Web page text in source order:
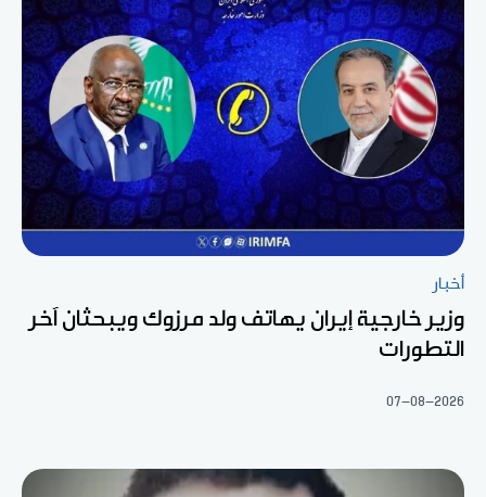
أخبار
وزير خارجية إيران يهاتف ولد مرزوك ويبحثان آخر
التطورات
07-08-2026